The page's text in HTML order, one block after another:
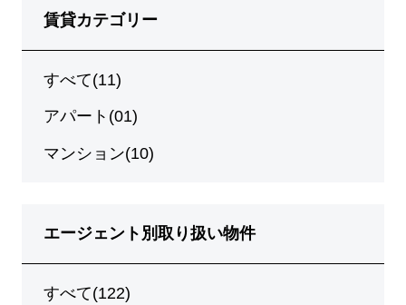
賃貸カテゴリー
すべて(11)
アパート(01)
マンション(10)
エージェント別取り扱い物件
すべて(122)